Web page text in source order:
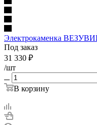
Электрокаменка
Под заказ
31 330 ₽
/шт
В корзину